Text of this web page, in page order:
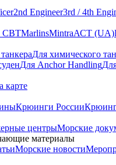
2nd Engineer3rd / 4th
CBTMarlinsMintraАСТ (UA)
Для химического
Для Anchor Handling
карте
Крюинги России
центрыМорские
материалы
Морские новости